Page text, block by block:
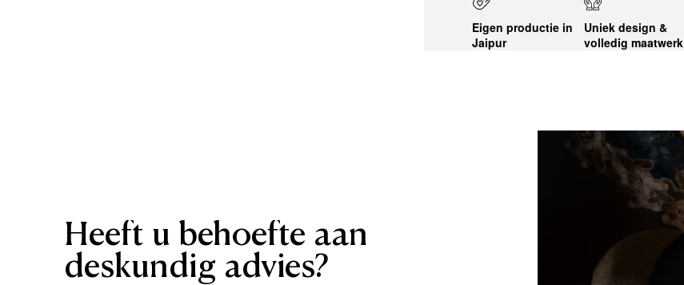
Eigen productie in
Jaipur
Uniek design &
volledig maatwerk
Heeft u behoefte aan
deskundig advies?